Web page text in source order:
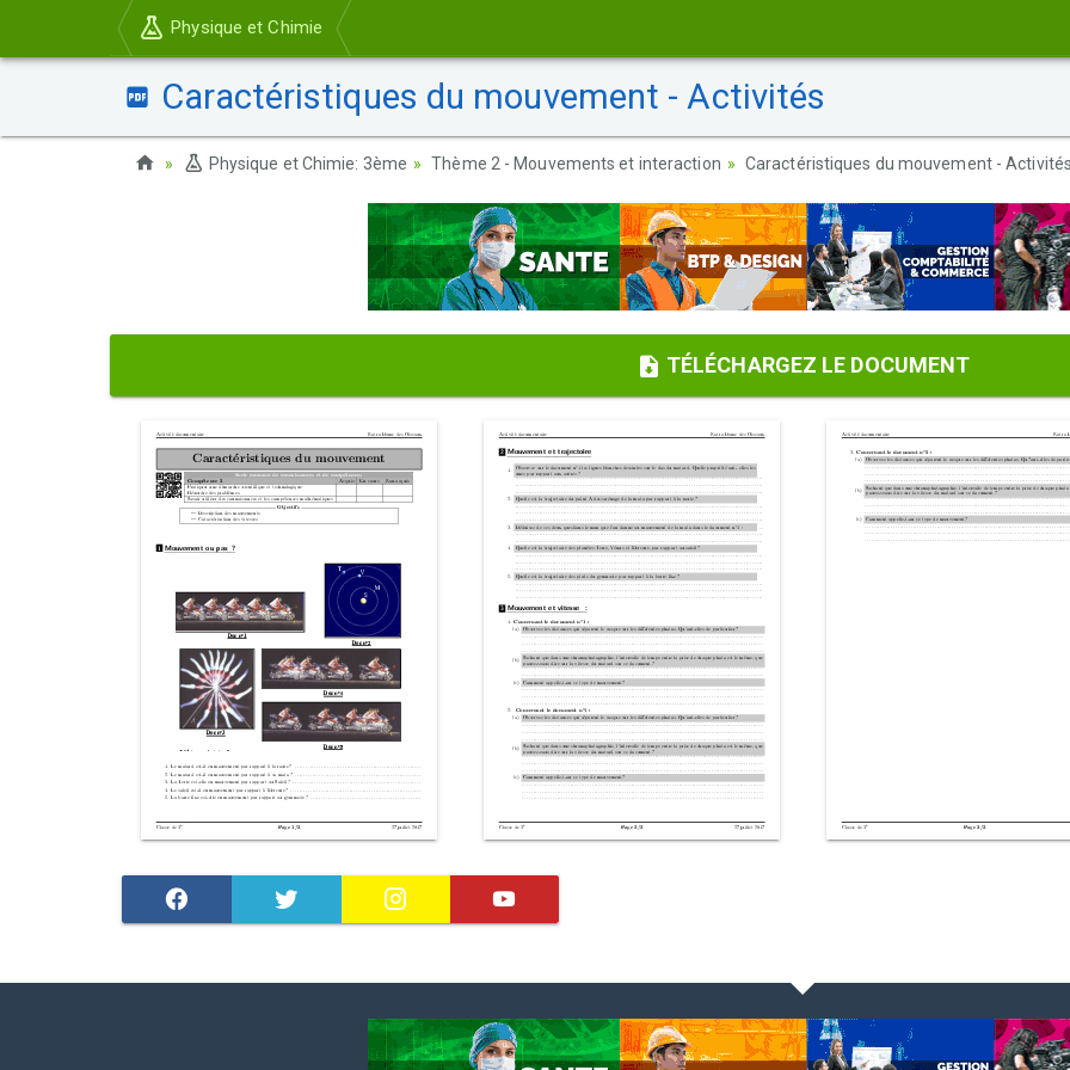
Physique et Chimie
Caractéristiques du mouvement - Activités
Physique et Chimie: 3ème Thème 2 - Mouvements et interaction Caractéristiques du mouvement -
TÉLÉCHARGEZ LE DOCUMENT